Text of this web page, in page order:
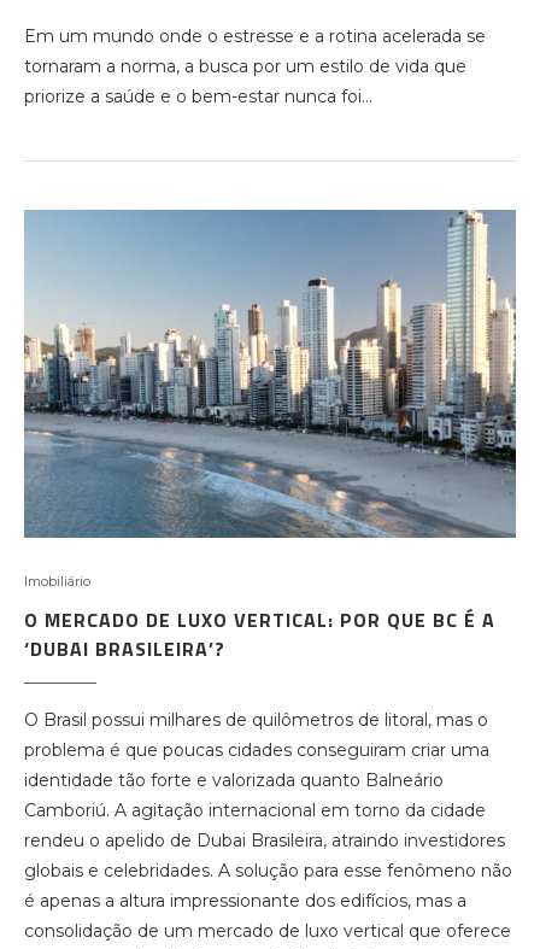
Em um mundo onde o estresse e a rotina acelerada se
tornaram a norma, a busca por um estilo de vida que
priorize a saúde e o bem-estar nunca foi…
Imobiliário
O MERCADO DE LUXO VERTICAL: POR QUE BC É A
‘DUBAI BRASILEIRA’?
O Brasil possui milhares de quilômetros de litoral, mas o
problema é que poucas cidades conseguiram criar uma
identidade tão forte e valorizada quanto Balneário
Camboriú. A agitação internacional em torno da cidade
rendeu o apelido de Dubai Brasileira, atraindo investidores
globais e celebridades. A solução para esse fenômeno não
é apenas a altura impressionante dos edifícios, mas a
consolidação de um mercado de luxo vertical que oferece